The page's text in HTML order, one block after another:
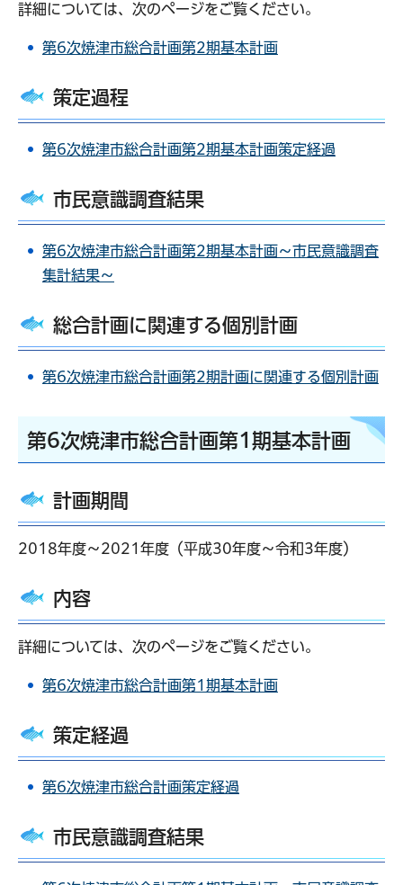
詳細については、次のページをご覧ください。
第6次焼津市総合計画第2期基本計画
策定過程
第6次焼津市総合計画第2期基本計画策定経過
市民意識調査結果
第6次焼津市総合計画第2期基本計画～市民意識調査
集計結果～
総合計画に関連する個別計画
第6次焼津市総合計画第2期計画に関連する個別計画
第6次焼津市総合計画第1期基本計画
計画期間
2018年度～2021年度（平成30年度～令和3年度）
内容
詳細については、次のページをご覧ください。
第6次焼津市総合計画第1期基本計画
策定経過
第6次焼津市総合計画策定経過
市民意識調査結果